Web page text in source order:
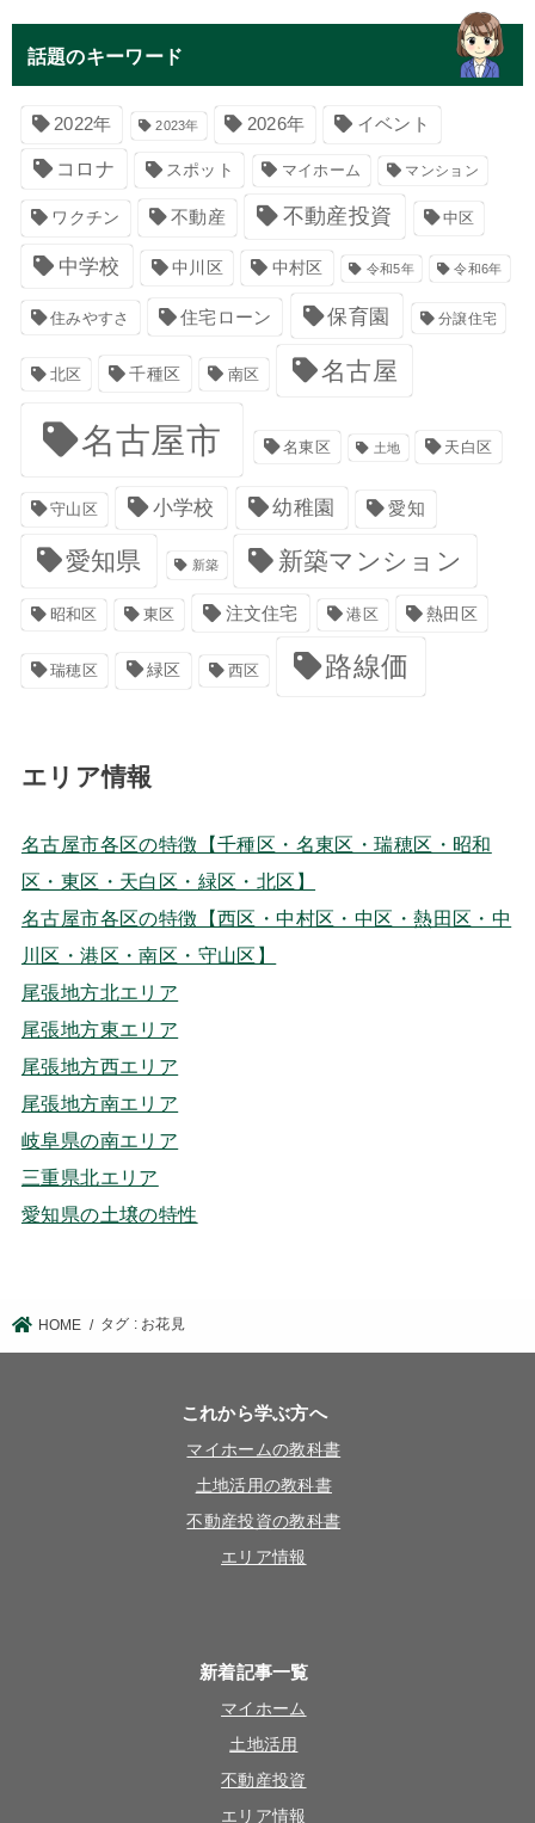
話題のキーワード
2022年 2023年 2026年 イベント
コロナ スポット マイホーム マンション
ワクチン 不動産 不動産投資 中区
中学校 中川区 中村区 令和5年 令和6年
住みやすさ 住宅ローン 保育園 分譲住宅
北区 千種区 南区 名古屋
名古屋市 名東区 土地 天白区
守山区 小学校 幼稚園 愛知
愛知県 新築 新築マンション
昭和区 東区 注文住宅 港区 熱田区
瑞穂区 緑区 西区 路線価
エリア情報
名古屋市各区の特徴【千種区・名東区・瑞穂区・昭和
区・東区・天白区・緑区・北区】
名古屋市各区の特徴【西区・中村区・中区・熱田区・中
川区・港区・南区・守山区】
尾張地方北エリア
尾張地方東エリア
尾張地方西エリア
尾張地方南エリア
岐阜県の南エリア
三重県北エリア
愛知県の土壌の特性
HOME タグ : お花見
これから学ぶ方へ
マイホームの教科書
土地活用の教科書
不動産投資の教科書
エリア情報
新着記事一覧
マイホーム
土地活用
不動産投資
エリア情報